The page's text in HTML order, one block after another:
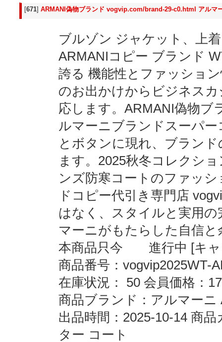
[671] ARMANI偽物ブランド vogvip.com/brand-29-c0.html アルマ
ブルゾン ジャケット、上
ARMANIコピー ブランド
誇る 機能性とファッショ
のお出かけからビジネス
応します。ARMANI偽物ブ
ルマーニブランドスーパ
とボタンに現れ、ブラン
ます。2025秋冬コレクシ
ンズ防寒コートのファッ
ドコピー代引き専門店
はなく、スタイルと実用
マーニがもたらした自信
本商品只今 進行中 [キャ
商品番号：vogvip2025WT-
在庫状況： 50 会員価格：
商品ブランド：アルマーニ
出品時間：2025-10-14 商
ター コート